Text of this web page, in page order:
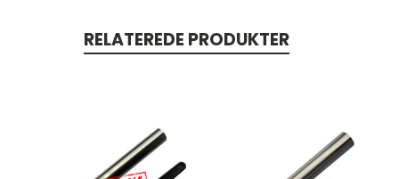
RELATEREDE PRODUKTER